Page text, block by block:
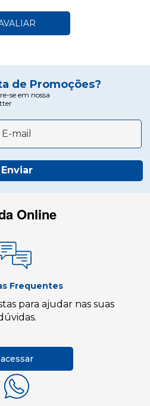
de Promoções?
se em nossa
Enviar
Online
Frequentes
para ajudar nas suas
acessar